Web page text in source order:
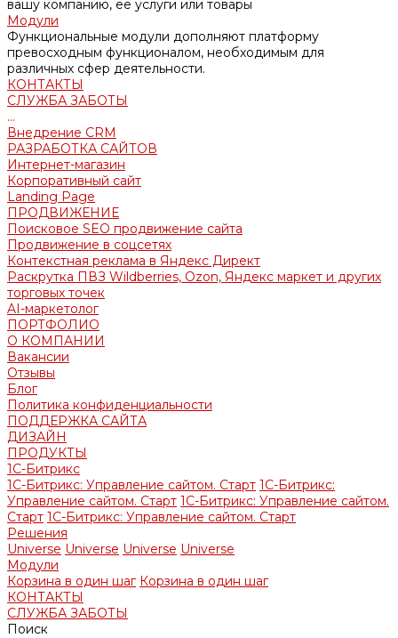
вашу компанию, ее услуги или товары
Модули
Функциональные модули дополняют платформу
превосходным функционалом, необходимым для
различных сфер деятельности.
КОНТАКТЫ
СЛУЖБА ЗАБОТЫ
...
Внедрение CRM
РАЗРАБОТКА САЙТОВ
Интернет-магазин
Корпоративный сайт
Landing Page
ПРОДВИЖЕНИЕ
Поисковое SEO продвижение сайта
Продвижение в соцсетях
Контекстная реклама в Яндекс Директ
Раскрутка ПВЗ Wildberries, Ozon, Яндекс маркет и других
торговых точек
AI-маркетолог
ПОРТФОЛИО
О КОМПАНИИ
Вакансии
Отзывы
Блог
Политика конфиденциальности
ПОДДЕРЖКА САЙТА
ДИЗАЙН
ПРОДУКТЫ
1С-Битрикс
1С-Битрикс: Управление сайтом. Старт 1С-Битрикс:
Управление сайтом. Старт 1С-Битрикс: Управление сайтом.
Старт 1С-Битрикс: Управление сайтом. Старт
Решения
Universe Universe Universe Universe
Модули
Корзина в один шаг Корзина в один шаг
КОНТАКТЫ
СЛУЖБА ЗАБОТЫ
Поиск